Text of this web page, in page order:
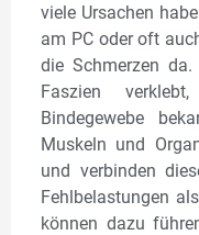
viele Ursachen
am PC oder oft
die Schmerzen
Faszien
Bindegewebe
Muskeln und
und verbinden
Fehlbelastungen
können dazu